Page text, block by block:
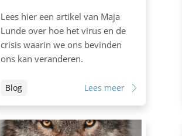
Lees hier een artikel van Maja
Lunde over hoe het virus en de
crisis waarin we ons bevinden
ons kan veranderen.
Blog Lees meer